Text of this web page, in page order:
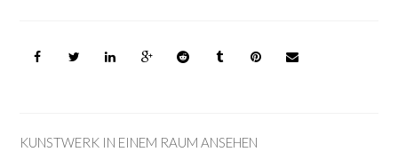
KUNSTWERK IN EINEM RAUM ANSEHEN